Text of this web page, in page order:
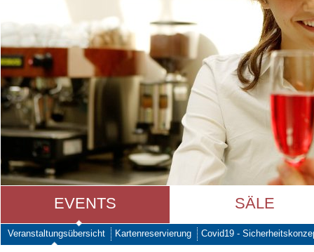
EVENTS SÄLE
Veranstaltungsübersicht Kartenreservierung Covid19 -